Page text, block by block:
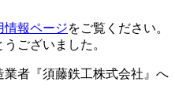
情報ページをご覧ください。
ございました。
者『須藤鉄工株式会社』へ